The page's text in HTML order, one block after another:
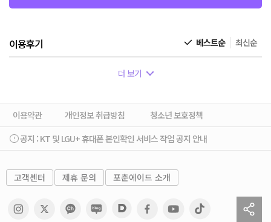
이용후기 베스트순 최신순
더 보기
이용약관 개인정보 취급방침
청소년 보호정책
공지 : KT 및 LGU+ 휴대폰 본인확인 서비스 작업 공지 안내
고객센터 제휴 문의 포춘에이드 소개